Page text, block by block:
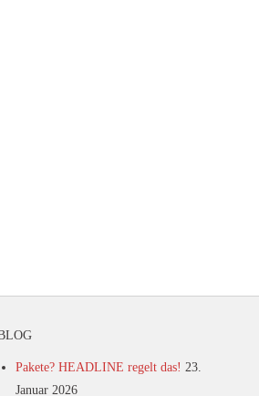
Pakete? HEADLINE regelt das! 23.
Januar 2026